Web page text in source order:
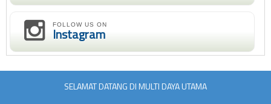
FOLLOW US ON
Instagram
SELAMAT DATANG DI MULTI DAYA UTAMA